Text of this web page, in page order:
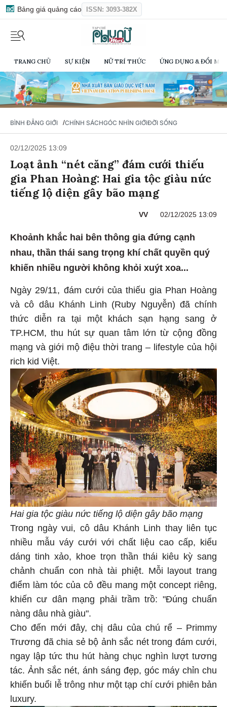
Bảng giá quảng cáo ISSN: 3093-382X
TRANG CHỦ SỰ KIỆN NỮ TRÍ THỨC ỨNG DỤNG & ĐỔI
BÌNH ĐẲNG GIỚI /CHÍNH SÁCHGÓC NHÌN GIỚIĐỜI SỐNG
02/12/2025 13:09
Loạt ảnh “nét căng” đám cưới thiếu
gia Phan Hoàng: Hai gia tộc giàu nức
tiếng lộ diện gây bão mạng
VV 02/12/2025 13:09
Khoảnh khắc hai bên thông gia đứng cạnh
nhau, thần thái sang trọng khí chất quyền quý
khiến nhiều người không khỏi xuýt xoa...
Ngày 29/11, đám cưới của thiếu gia Phan Hoàng
và cô dâu Khánh Linh (Ruby Nguyễn) đã chính
thức diễn ra tại một khách sạn hạng sang ở
TP.HCM, thu hút sự quan tâm lớn từ cộng đồng
mạng và giới mộ điệu thời trang – lifestyle của hội
rich kid Việt.
Hai gia tộc giàu nức tiếng lộ diện gây bão mạng
Trong ngày vui, cô dâu Khánh Linh thay liên tục
nhiều mẫu váy cưới với chất liệu cao cấp, kiểu
dáng tinh xảo, khoe trọn thần thái kiêu kỳ sang
chảnh chuẩn con nhà tài phiệt. Mỗi layout trang
điểm làm tóc của cô đều mang một concept riêng,
khiến cư dân mạng phải trầm trồ: "Đúng chuẩn
nàng dâu nhà giàu".
Cho đến mới đây, chị dâu của chú rể – Primmy
Trương đã chia sẻ bộ ảnh sắc nét trong đám cưới,
ngay lập tức thu hút hàng chục nghìn lượt tương
tác. Ảnh sắc nét, ánh sáng đẹp, góc máy chỉn chu
khiến buổi lễ trông như một tạp chí cưới phiên bản
luxury.